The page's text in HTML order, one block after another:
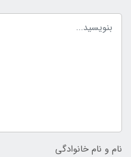
نام و نام خانوادگی